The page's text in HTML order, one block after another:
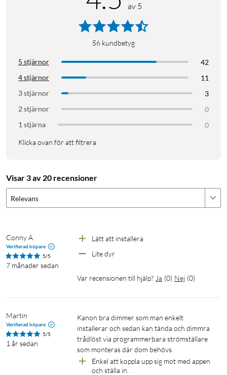
av 5
56 kundbetyg
5 stjärnor
42
4 stjärnor
11
3 stjärnor
3
2 stjärnor
0
1 stjärna
0
Klicka ovan för att filtrera
Visar 3 av 20 recensioner
Relevans
Conny A
Verifierad köpare
5/5
7 månader sedan
Lätt att installera
Lite dyr
Var recensionen till hjälp? Ja (0) Nej (0)
Martin
Verifierad köpare
5/5
1 år sedan
Kanon bra dimmer som man enkelt
installerar och sedan kan tända och dimmra
trådlöst via programmerbara strömställare
som monteras där dom behövs.
Enkel att koppla upp sig mot med appen
och ställa in.